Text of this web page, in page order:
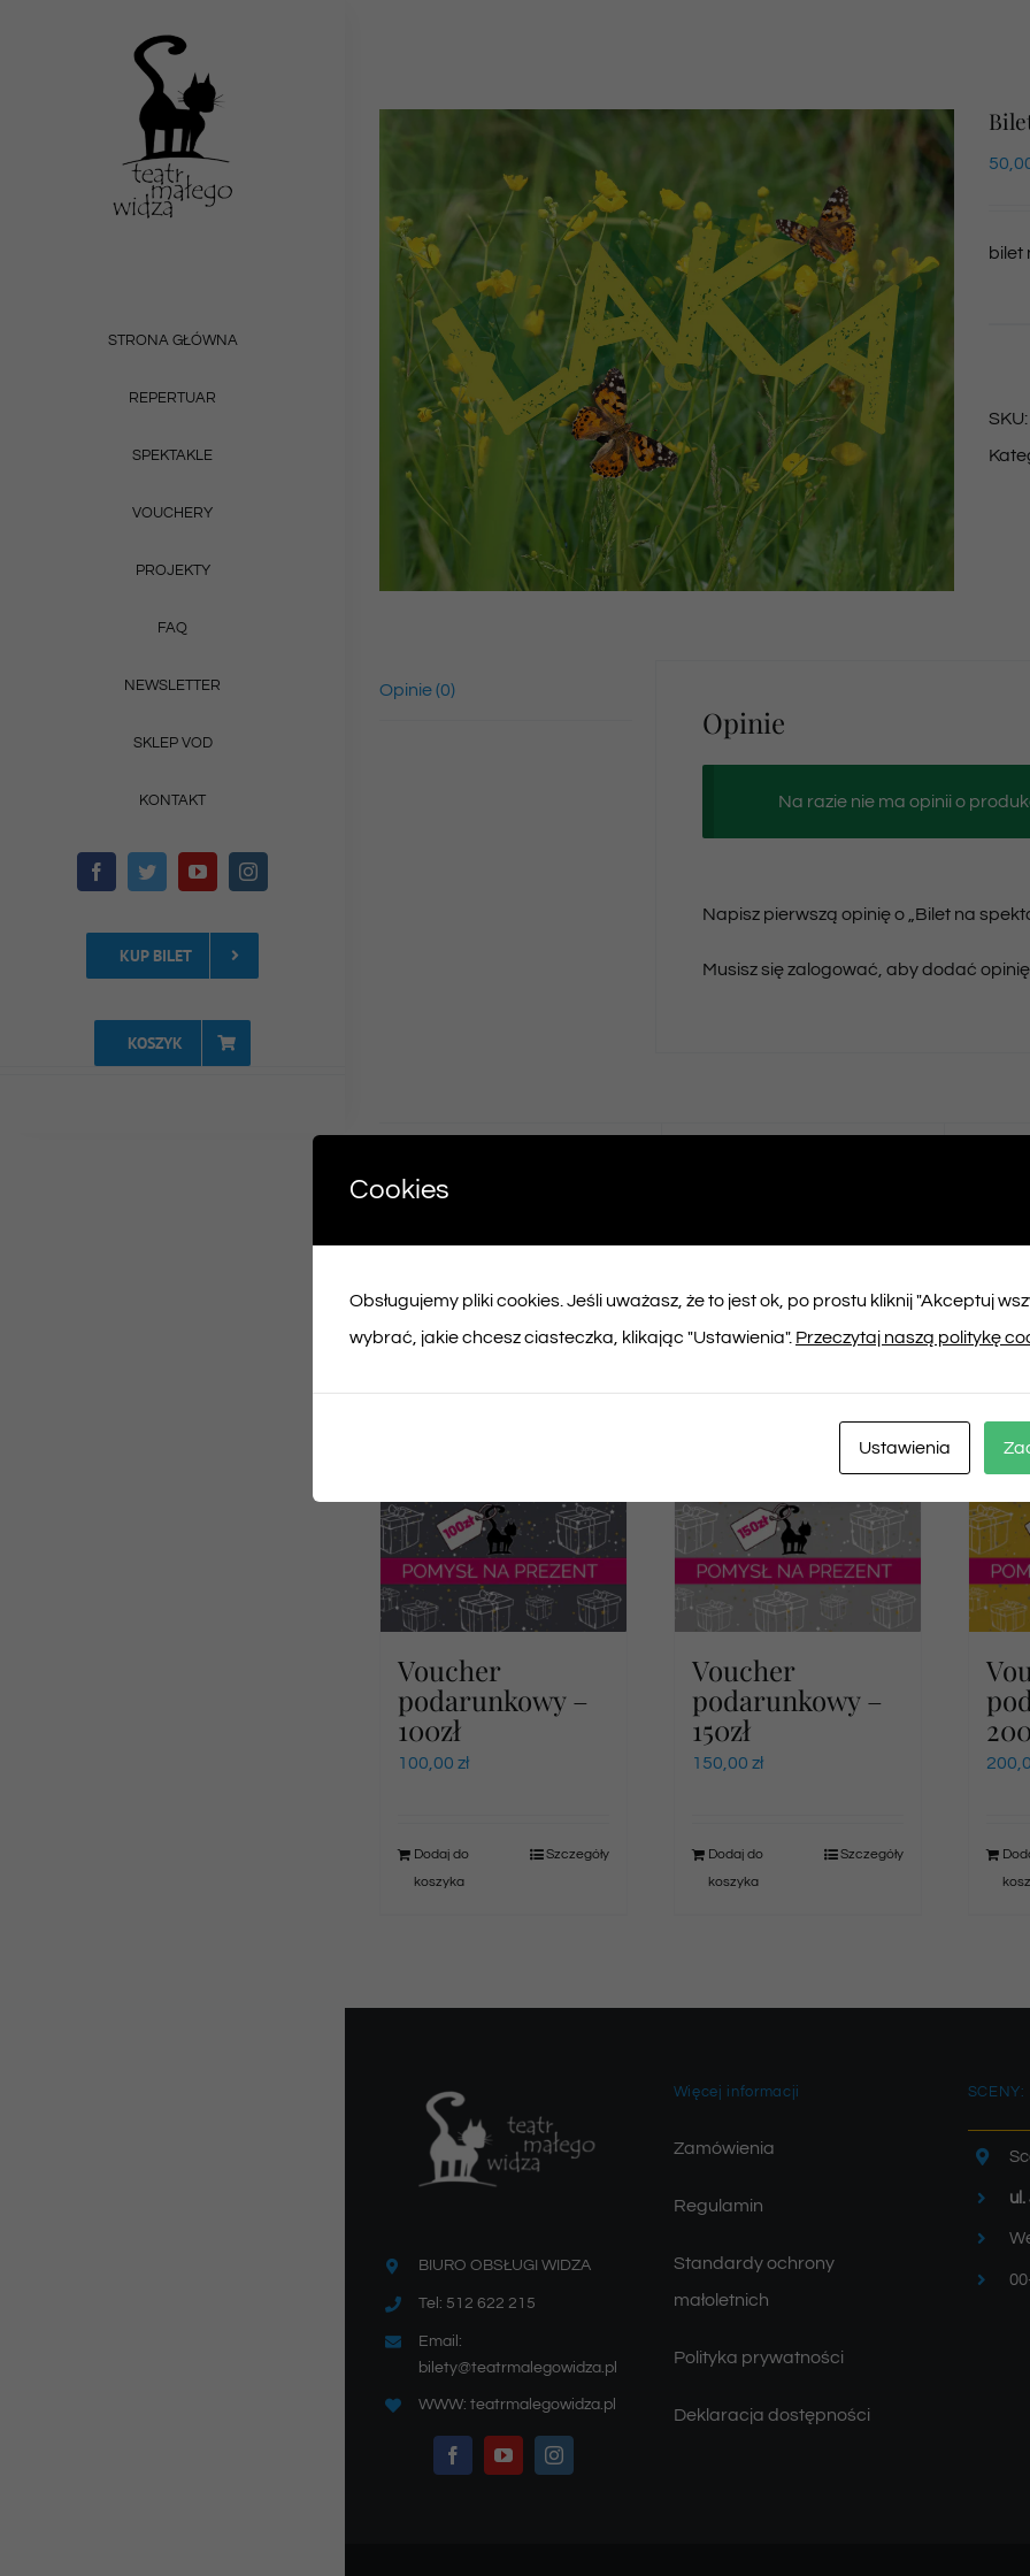
STRONA GŁÓWNA
REPERTUAR
SPEKTAKLE
VOUCHERY
PROJEKTY
FAQ
NEWSLETTER
SKLEP VOD
KONTAKT
KUP BILET
KOSZYK
bilet
SKU:
Opinie (0)
Opinie
Na razie nie ma opinii o
Napisz pierwszą opinię o „Bilet na
Musisz sięzalogować , aby dodać opinię.
Podobne produkty
Voucher
podarunkowy –
100zł
100,00 zł
Dodaj do
koszyka
Szczegóły
Voucher
podarunkowy –
150zł
150,00 zł
Dodaj do
koszyka
Szczegóły
BIURO OBSŁUGI WIDZA
Tel: 512 622 215
Email:
bilety@teatrmalegowidza.pl
WWW: teatrmalegowidza.pl
Więcej informacji
Zamówienia
Regulamin
Standardy ochrony
małoletnich
Polityka prywatności
Deklaracja dostępności
SCENY:
Cookies
Obsługujemy pliki cookies. Jeśli uważasz, że to jest ok, po prostu kliknij "Akceptuj
wybrać, jakie chcesz ciasteczka, klikając "Ustawienia". Przeczytaj naszą politykę
Ustawienia